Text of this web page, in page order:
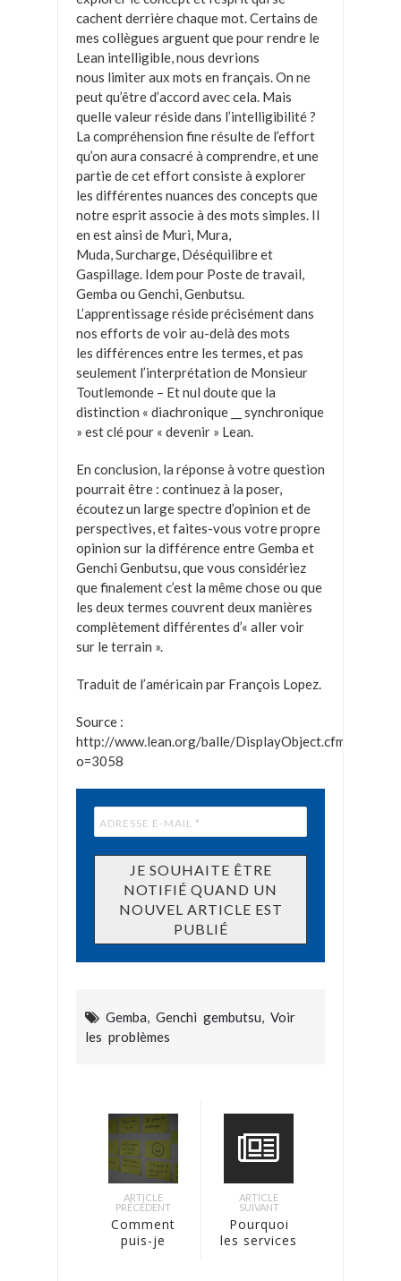
cachent derrière chaque mot. Certains de
mes collègues arguent que pour rendre le
Lean intelligible, nous devrions
nous limiter aux mots en français. On ne
peut qu’être d’accord avec cela. Mais
quelle valeur réside dans l’intelligibilité ?
La compréhension fine résulte de l’effort
qu’on aura consacré à comprendre, et une
partie de cet effort consiste à explorer
les différentes nuances des concepts que
notre esprit associe à des mots simples. Il
en est ainsi de Muri, Mura,
Muda, Surcharge, Déséquilibre et
Gaspillage. Idem pour Poste de travail,
Gemba ou Genchi, Genbutsu.
L’apprentissage réside précisément dans
nos efforts de voir au-delà des mots
les différences entre les termes, et pas
seulement l’interprétation de Monsieur
Toutlemonde – Et nul doute que la
distinction « diachronique __ synchronique
» est clé pour « devenir » Lean.
En conclusion, la réponse à votre question
pourrait être : continuez à la poser,
écoutez un large spectre d’opinion et de
perspectives, et faites-vous votre propre
opinion sur la différence entre Gemba et
Genchi Genbutsu, que vous considériez
que finalement c’est la même chose ou que
les deux termes couvrent deux manières
complètement différentes d’« aller voir
sur le terrain ».
Traduit de l’américain par François Lopez.
Source :
http://www.lean.org/balle/DisplayObject.cfm?
o=3058
Gemba, Genchi gembutsu, Voir
les problèmes
ARTICLE
PRÉCÉDENT
Comment
puis-je
ARTICLE
SUIVANT
Pourquoi
les services